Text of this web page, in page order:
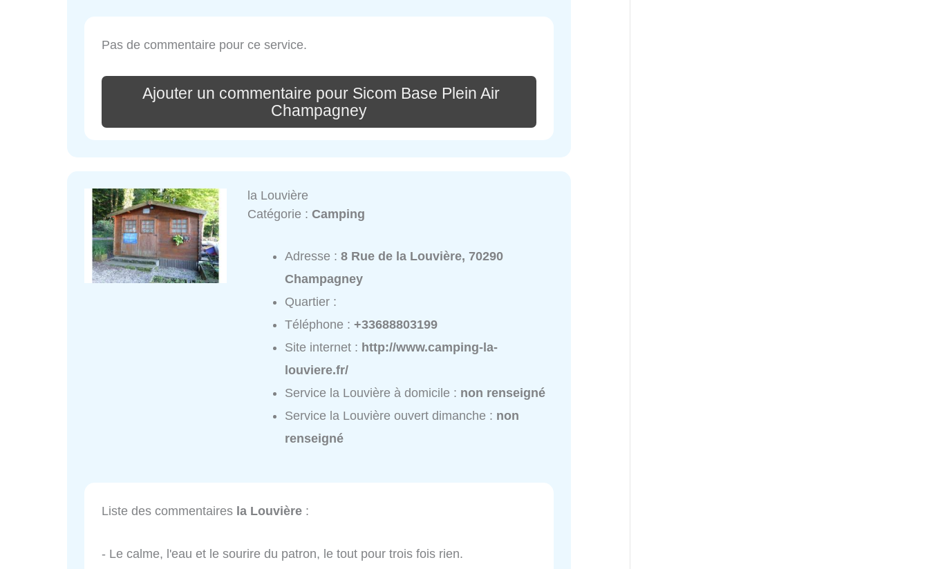
Pas de commentaire pour ce service.
Ajouter un commentaire pour Sicom Base Plein Air
Champagney
la Louvière
Catégorie :Camping
Adresse :8 Rue de la Louvière, 70290
Champagney
Quartier :
Téléphone :+33688803199
Site internet : http://www.camping-la-
louviere.fr/
Service la Louvière à domicile : non renseigné
Service la Louvière ouvert dimanche : non
renseigné
Liste des commentaires la Louvière :
- Le calme, l'eau et le sourire du patron, le tout pour trois fois rien.